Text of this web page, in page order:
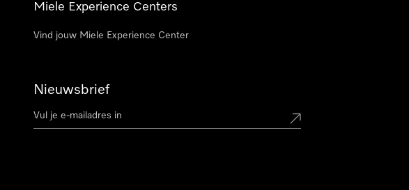
Miele Experience Centers
Vind jouw Miele Experience Center
Nieuwsbrief